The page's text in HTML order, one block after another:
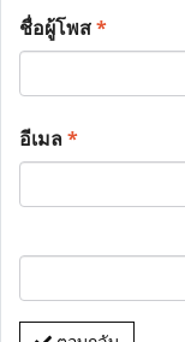
ชื่อผู้โพส*
อีเมล*